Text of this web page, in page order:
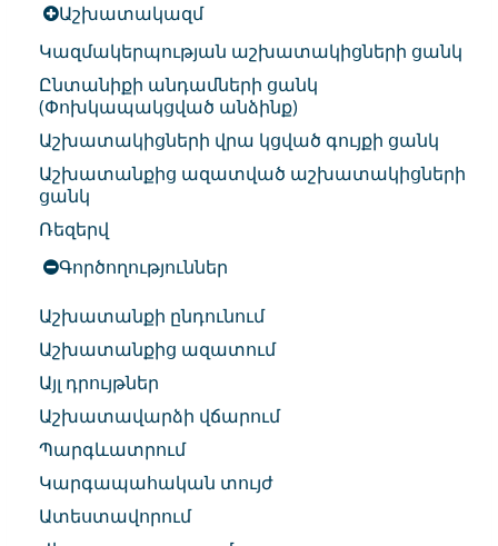
Աշխատակազմ
Կազմակերպության աշխատակիցների ցանկ
Ընտանիքի անդամների ցանկ
(Փոխկապակցված անձինք)
Աշխատակիցների վրա կցված գույքի ցանկ
Աշխատանքից ազատված աշխատակիցների
ցանկ
Ռեզերվ
Գործողություններ
Աշխատանքի ընդունում
Աշխատանքից ազատում
Այլ դրույթներ
Աշխատավարձի վճարում
Պարգևատրում
Կարգապահական տույժ
Ատեստավորում